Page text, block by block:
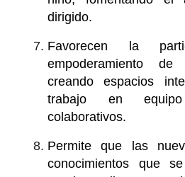
dirigido.
Favorecen la
empoderamiento
creando espacios
trabajo en
colaborativos.
Permite que las
conocimientos que